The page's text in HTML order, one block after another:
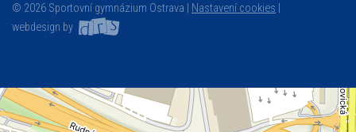
© 2026 Sportovní gymnázium Ostrava |
Nastavení cookies
webdesign by